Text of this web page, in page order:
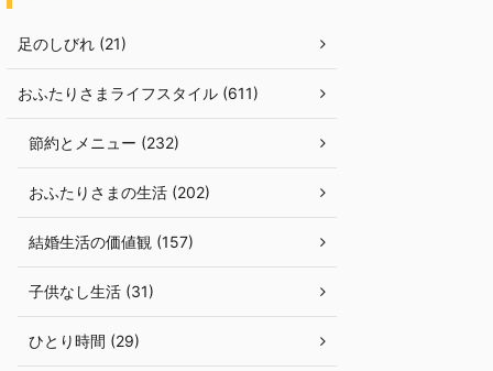
足のしびれ (21)
おふたりさまライフスタイル (611)
節約とメニュー (232)
おふたりさまの生活 (202)
結婚生活の価値観 (157)
子供なし生活 (31)
ひとり時間 (29)